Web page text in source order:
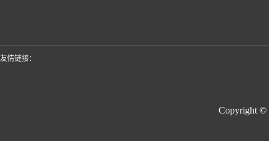
友情链接：
Copyright ©